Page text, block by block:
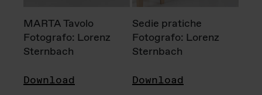
MARTA Tavolo
Fotografo: Lorenz
Sternbach
Download
Sedie pratiche
Fotografo: Lorenz
Sternbach
Download